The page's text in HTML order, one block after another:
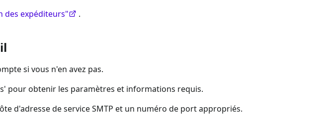
des expéditeurs" .
si vous n'en avez pas.
pour obtenir les paramètres et informations requis.
d'adresse de service SMTP et un numéro de port appropriés.